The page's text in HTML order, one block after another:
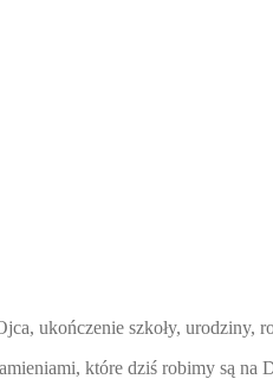
ukończenie szkoły, urodziny,
które dziś robimy są na